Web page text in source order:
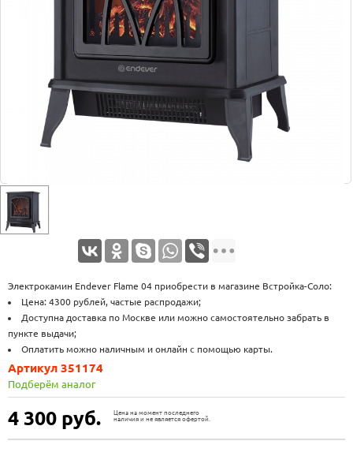
Электрокамин Endever Flame 04 приобрести в магазине Встройка-Соло:
Цена: 4300 рублей, частые распродажи;
Доступна доставка по Москве или можно самостоятельно забрать в
пункте выдачи;
Оплатить можно наличным и онлайн с помощью карты.
4 300 руб.
Цена на момент последнего
наличия и не является офертой.
Артикул 351174
Подберём аналог